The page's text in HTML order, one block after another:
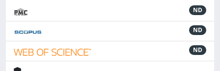
ND
ND
ND